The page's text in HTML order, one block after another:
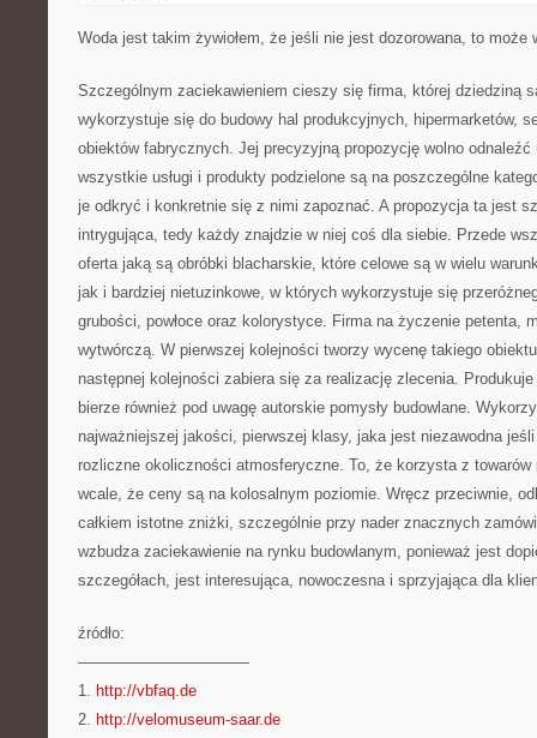
Woda jest takim żywiołem, że jeśli nie jest dozorowana, to może
Szczególnym zaciekawieniem cieszy się firma, której dziedziną
wykorzystuje się do budowy hal produkcyjnych, hipermarketów,
obiektów fabrycznych. Jej precyzyjną propozycję wolno
wszystkie usługi i produkty podzielone są na poszczególne
je odkryć i konkretnie się z nimi zapoznać. A propozycja ta jest
intrygująca, tedy każdy znajdzie w niej coś dla siebie. Przede
oferta jaką są obróbki blacharskie, które celowe są w wielu
jak i bardziej nietuzinkowe, w których wykorzystuje się
grubości, powłoce oraz kolorystyce. Firma na życzenie petenta,
wytwórczą. W pierwszej kolejności tworzy wycenę takiego
następnej kolejności zabiera się za realizację zlecenia.
bierze również pod uwagę autorskie pomysły budowlane.
najważniejszej jakości, pierwszej klasy, jaka jest niezawodna
rozliczne okoliczności atmosferyczne. To, że korzysta z
wcale, że ceny są na kolosalnym poziomie. Wręcz przeciwnie,
całkiem istotne zniżki, szczególnie przy nader znacznych
wzbudza zaciekawienie na rynku budowlanym, ponieważ jest
szczegółach, jest interesująca, nowoczesna i sprzyjająca dla
źródło:
———————————
1. http://vbfaq.de
2. http://velomuseum-saar.de